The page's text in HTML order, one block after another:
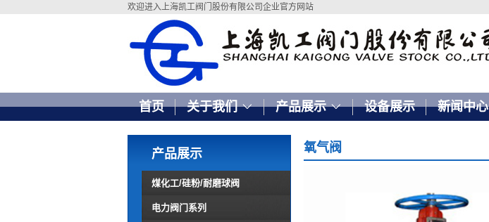
欢迎进入上海凯工阀门股份有限公司企业官方网站
首页 关于我们 产品展示 设备展示 新闻中心
氧气阀
产品展示
煤化工/硅粉/耐磨球阀
电力阀门系列